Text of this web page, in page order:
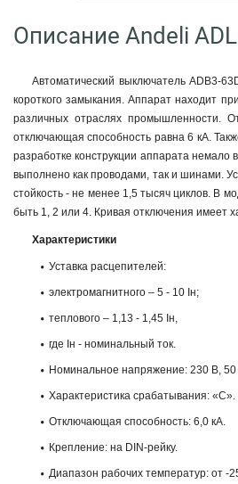
Описание Andeli
Автоматический выключатель ADB3-
короткого замыкания. Аппарат находит
различных отраслях промышленности.
отключающая способность равна 6 кА.
разработке конструкции аппарата
выполнено как проводами, так и шинами.
стойкость - не менее 1,5 тысяч циклов. В
быть 1, 2 или 4. Кривая отключения имеет
Характеристики
Уставка расцепителей:
электромагнитного – 5 - 10 Iн;
теплового – 1,13 - 1,45 Iн,
где Iн - номинальный ток.
Номинальное напряжение: 230 В, 50
Характеристика срабатывания: «С».
Отключающая способность: 6,0 кА.
Крепление: на DIN-рейку.
Диапазон рабочих температур: от -